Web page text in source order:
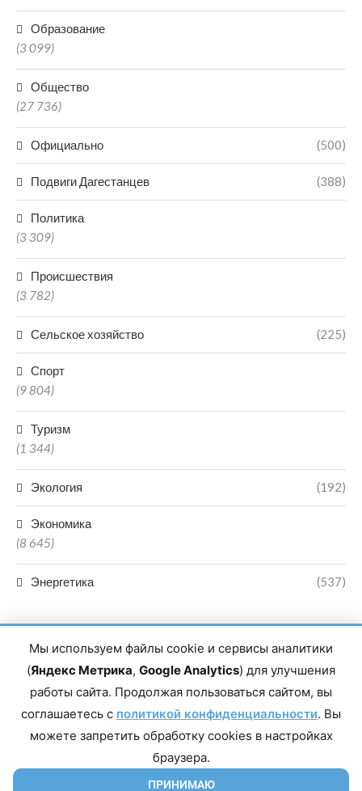
Образование
(3 099)
Общество
(27 736)
Официально (500)
Подвиги Дагестанцев (388)
Политика
(3 309)
Происшествия
(3 782)
Сельское хозяйство (225)
Спорт
(9 804)
Туризм
(1 344)
Экология (192)
Экономика
(8 645)
Энергетика (537)
Главный редактор сетевого издания Магомаев Тимур Нухович.
Контакты редакции: 8(988)-292-94-34 Почта: vestiskfo@gmail.com По
Республика Дагестан, г. Махачкала, пр-т Насрутдинова, д. 1а. Все
права защищены. Копирование и использование полных материалов
запрещено, частичное цитирование возможно только при условии
Мы используем файлы cookie и сервисы аналитики
(Яндекс Метрика, Google Analytics) для улучшения
работы сайта. Продолжая пользоваться сайтом, вы
соглашаетесь с политикой конфиденциальности. Вы
можете запретить обработку cookies в настройках
браузера.
ПРИНИМАЮ